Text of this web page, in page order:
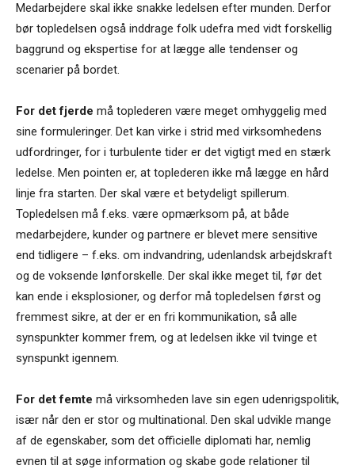
Medarbejdere skal ikke snakke ledelsen efter munden. Derfor
bør topledelsen også inddrage folk udefra med vidt forskellig
baggrund og ekspertise for at lægge alle tendenser og
scenarier på bordet.
For det fjerde må toplederen være meget omhyggelig med
sine formuleringer. Det kan virke i strid med virksomhedens
udfordringer, for i turbulente tider er det vigtigt med en stærk
ledelse. Men pointen er, at toplederen ikke må lægge en hård
linje fra starten. Der skal være et betydeligt spillerum.
Topledelsen må f.eks. være opmærksom på, at både
medarbejdere, kunder og partnere er blevet mere sensitive
end tidligere – f.eks. om indvandring, udenlandsk arbejdskraft
og de voksende lønforskelle. Der skal ikke meget til, før det
kan ende i eksplosioner, og derfor må topledelsen først og
fremmest sikre, at der er en fri kommunikation, så alle
synspunkter kommer frem, og at ledelsen ikke vil tvinge et
synspunkt igennem.
For det femte må virksomheden lave sin egen udenrigspolitik,
især når den er stor og multinational. Den skal udvikle mange
af de egenskaber, som det officielle diplomati har, nemlig
evnen til at søge information og skabe gode relationer til